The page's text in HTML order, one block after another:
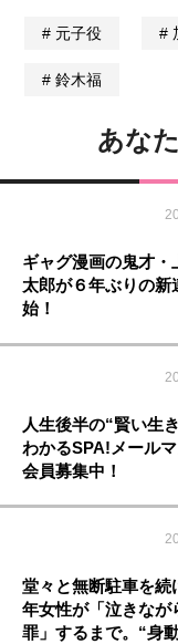
元子役
鈴木福
あな
ギャグ漫画の鬼才・
太郎が６年ぶりの新
始！
人生後半の“賢い生
わかるSPA!メール
会員募集中！
堂々と無断駐車を続
年女性が「泣きなが
罪」するまで。“身